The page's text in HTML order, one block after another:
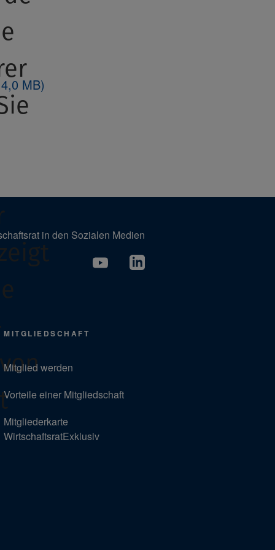
MB)
in den Sozialen Medien
MITGLIEDSCHAFT
Mitglied werden
Vorteile einer Mitgliedschaft
Mitgliederkarte
WirtschaftsratExklusiv